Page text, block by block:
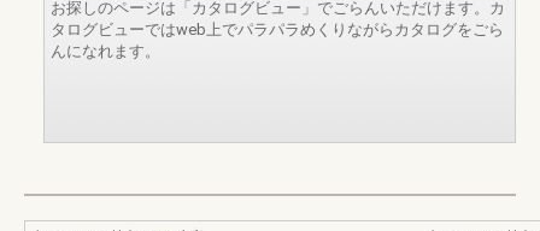
お探しのページは「カタログビュー」でごらんいただけます。カ
タログビューではweb上でパラパラめくりながらカタログをごら
んになれます。